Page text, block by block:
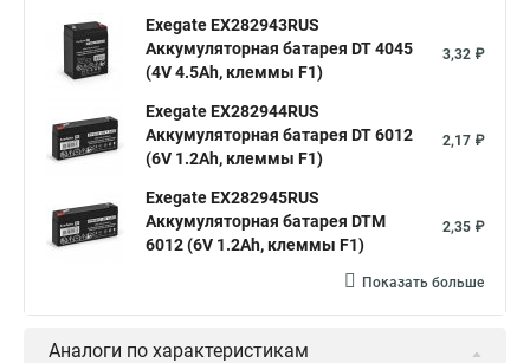
Exegate EX282943RUS
Аккумуляторная батарея DT 4045
(4V 4.5Ah, клеммы F1)
3,32 ₽
Exegate EX282944RUS
Аккумуляторная батарея DT 6012
(6V 1.2Ah, клеммы F1)
2,17 ₽
Exegate EX282945RUS
Аккумуляторная батарея DTM
6012 (6V 1.2Ah, клеммы F1)
2,35 ₽
Показать больше
Аналоги по характеристикам